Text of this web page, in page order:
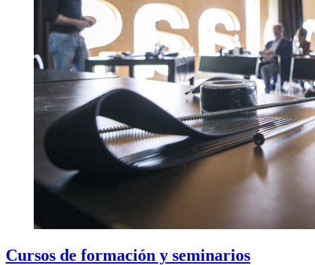
Cursos de formación y seminarios